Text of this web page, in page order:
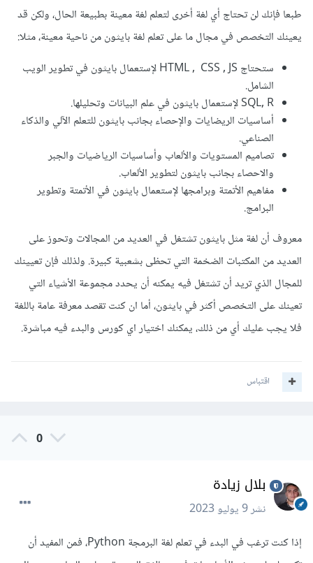
طبعا فإنك لن تحتاج أي لغة أخرى لتعلم لغة معينة بطبيعة الحال، ولكن قد
يعينك التخصص في مجال ما على تعلم لغة بايثون من ناحية معينة، مثلا:
ستحتاج HTML , CSS , JS لإستعمال بايثون في تطوير الويب
الشامل.
SQL, R لإستعمال بايثون في علم البيانات وتحليلها.
أساسيات الريضايات والإحصاء بجانب بايثون للتعلم الآلي والذكاء
الصناعي.
تصاميم المستويات والألعاب وأساسيات الرياضيات والجبر
والاحصاء بجانب بايثون لتطوير الألعاب.
مفاهيم الأتمتة وبرامجها لإستعمال بايثون في الأتمتة وتطوير
البرامج.
معروف أن لغة مثل بايثون تشتغل في العديد من المجالات وتحوز على
العديد من المكتبات الضخمة التي تحظى بشعبية كبيرة. ولذلك فإن تعيينك
للمجال الذي تريد أن تشتغل فيه يمكنه أن يحدد مجموعة الأشياء التي
تعينك على التخصص أكثر في بايثون، أما ان كنت تقصد معرفة عامة باللغة
فلا يجب عليك أي من ذلك، يمكنك اختيار اي كورس والبدء فيه مباشرة.
اقتباس
0
بلال زيادة
نشر9 يوليو 2023
إذا كنت ترغب في البدء في تعلم لغة البرمجة Python، فمن المفيد أن